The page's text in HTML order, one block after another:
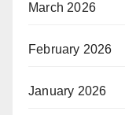
March 2026
February 2026
January 2026